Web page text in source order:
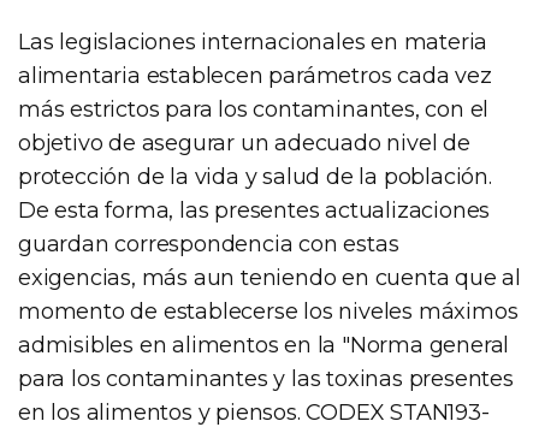
Las legislaciones internacionales en materia
alimentaria establecen parámetros cada vez
más estrictos para los contaminantes, con el
objetivo de asegurar un adecuado nivel de
protección de la vida y salud de la población.
De esta forma, las presentes actualizaciones
guardan correspondencia con estas
exigencias, más aun teniendo en cuenta que al
momento de establecerse los niveles máximos
admisibles en alimentos en la "Norma general
para los contaminantes y las toxinas presentes
en los alimentos y piensos. CODEX STAN193-